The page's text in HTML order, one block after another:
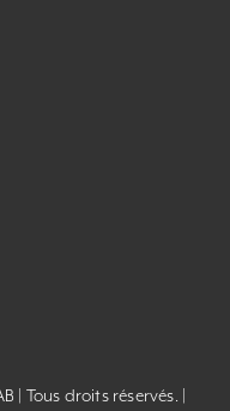
| Tous droits réservés. |